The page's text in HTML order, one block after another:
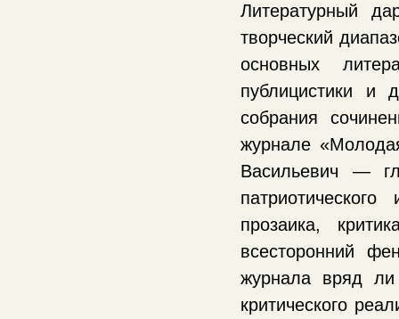
Литературный
творческий
основных
публицистики и
собрания
журнале
Васильевич —
прозаика,
всесторонний
журнала вряд ли
критического